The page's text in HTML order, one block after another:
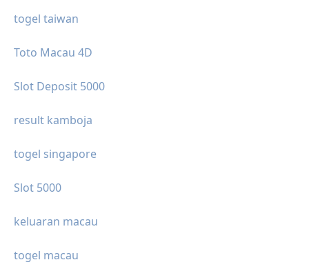
togel taiwan
Toto Macau 4D
Slot Deposit 5000
result kamboja
togel singapore
Slot 5000
keluaran macau
togel macau